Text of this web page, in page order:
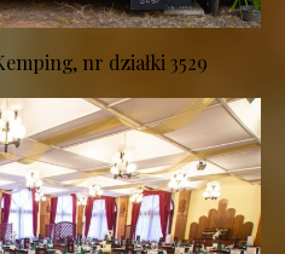
nr działki 3529